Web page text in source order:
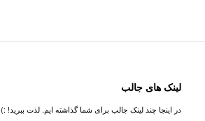
لینک های جالب
در اینجا چند لینک جالب برای شما گذاشته ایم. لذت ببرید! :)